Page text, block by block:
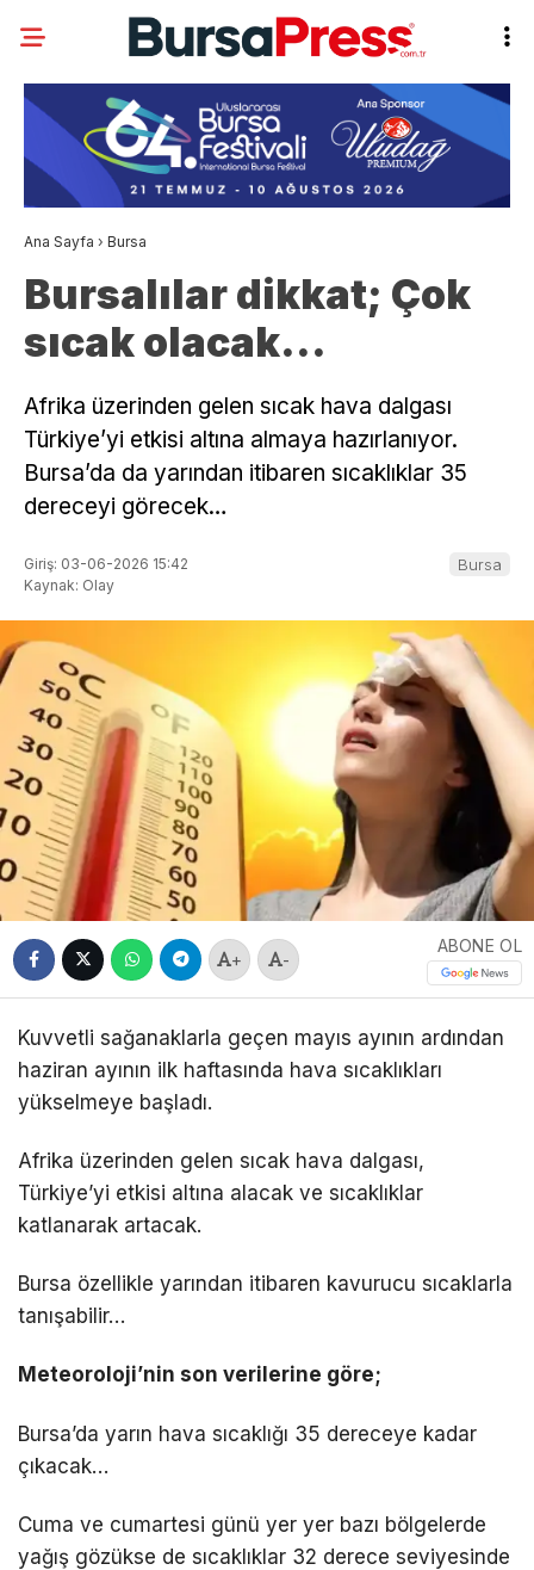
Ana Sayfa › Bursa
Bursalılar dikkat; Çok
sıcak olacak…
Afrika üzerinden gelen sıcak hava dalgası
Türkiye’yi etkisi altına almaya hazırlanıyor.
Bursa’da da yarından itibaren sıcaklıklar 35
dereceyi görecek…
Giriş: 03-06-2026 15:42
Kaynak: Olay
Bursa
+ -
ABONE OL
Kuvvetli sağanaklarla geçen mayıs ayının ardından
haziran ayının ilk haftasında hava sıcaklıkları
yükselmeye başladı.
Afrika üzerinden gelen sıcak hava dalgası,
Türkiye’yi etkisi altına alacak ve sıcaklıklar
katlanarak artacak.
Bursa özellikle yarından itibaren kavurucu sıcaklarla
tanışabilir…
Meteoroloji’nin son verilerine göre;
Bursa’da yarın hava sıcaklığı 35 dereceye kadar
çıkacak…
Cuma ve cumartesi günü yer yer bazı bölgelerde
yağış gözükse de sıcaklıklar 32 derece seviyesinde